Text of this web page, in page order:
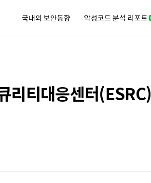
국내외 보안동향 악성코드 분석 리포트
리티대응센터(ESRC)